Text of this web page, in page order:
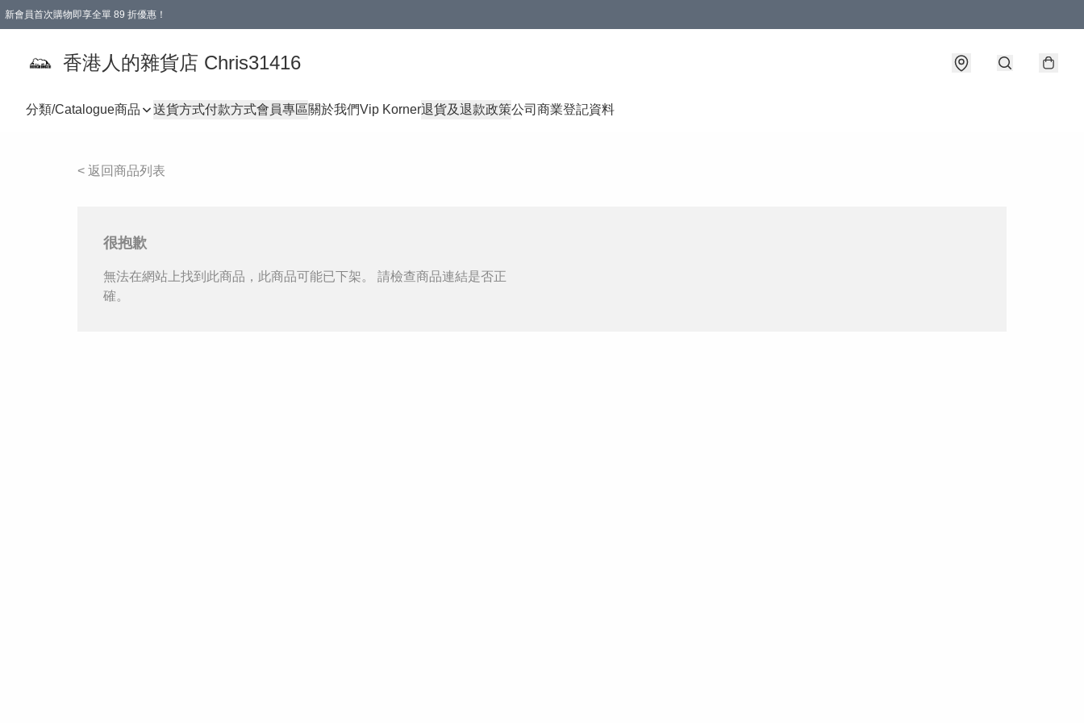
新會員首次購物即享全單 89 折優惠！
香港人的雜貨店 Chris31416
分類/Catalogue商品 送貨方式付款方式會員專區關於我們Vip Korner退貨及退款政策公司商業登記資料
< 返回商品列表
很抱歉
無法在網站上找到此商品，此商品可能已下架。 請檢查商品連結是否正
確。